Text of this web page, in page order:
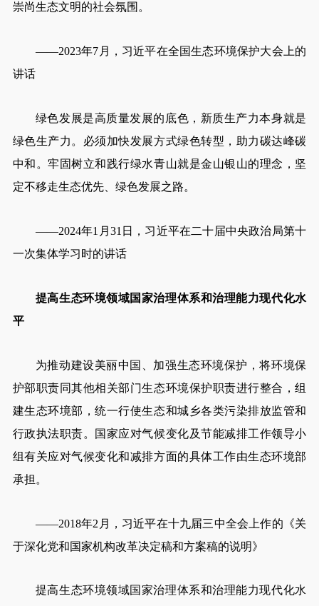
崇尚生态文明的社会氛围。
——2023年7月，习近平在全国生态环境保护大会上的
讲话
绿色发展是高质量发展的底色，新质生产力本身就是
绿色生产力。必须加快发展方式绿色转型，助力碳达峰碳
中和。牢固树立和践行绿水青山就是金山银山的理念，坚
定不移走生态优先、绿色发展之路。
——2024年1月31日，习近平在二十届中央政治局第十
一次集体学习时的讲话
提高生态环境领域国家治理体系和治理能力现代化水
平
为推动建设美丽中国、加强生态环境保护，将环境保
护部职责同其他相关部门生态环境保护职责进行整合，组
建生态环境部，统一行使生态和城乡各类污染排放监管和
行政执法职责。国家应对气候变化及节能减排工作领导小
组有关应对气候变化和减排方面的具体工作由生态环境部
承担。
——2018年2月，习近平在十九届三中全会上作的《关
于深化党和国家机构改革决定稿和方案稿的说明》
提高生态环境领域国家治理体系和治理能力现代化水